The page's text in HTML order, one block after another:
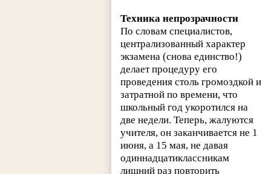
Техника непрозрачности
По словам специалистов,
централизованный характер
экзамена (снова единство!)
делает процедуру его
проведения столь громоздкой и
затратной по времени, что
школьный год укоротился на
две недели. Теперь, жалуются
учителя, он заканчивается не 1
июня, а 15 мая, не давая
одиннадцатиклассникам
лишний раз повторить